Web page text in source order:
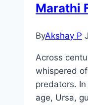
Marathi
ByAkshay P
Across
whispered
predators.
age, Ursa,